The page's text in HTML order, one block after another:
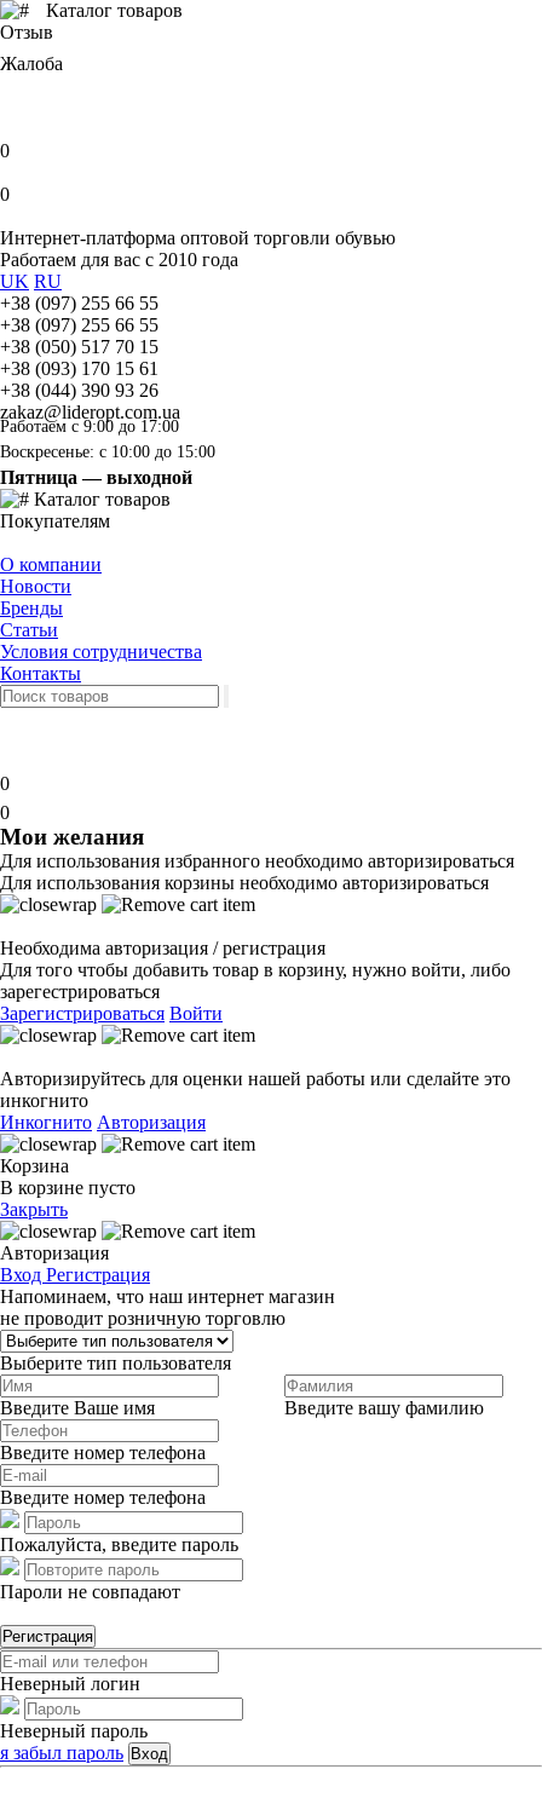
Каталог товаров
Отзыв
Жалоба
0
0
Интернет-платформа оптовой торговли обувью
Работаем для вас с 2010 года
UK RU
+38 (097) 255 66 55
+38 (097) 255 66 55
+38 (050) 517 70 15
+38 (093) 170 15 61
+38 (044) 390 93 26
zakaz@lideropt.com.ua
Работаем с 9:00 до 17:00
Воскресенье: с 10:00 до 15:00
Пятница — выходной
Каталог товаров
Покупателям
О компании
Новости
Бренды
Статьи
Условия сотрудничества
Контакты
0
0
Мои желания
Для использования избранного необходимо авторизироваться
Для использования корзины необходимо авторизироваться
Необходима авторизация / регистрация
Для того чтобы добавить товар в корзину, нужно войти, либо
зарегестрироваться
Зарегистрироваться Войти
Авторизируйтесь для оценки нашей работы или сделайте это
инкогнито
Инкогнито Авторизация
Корзина
В корзине пусто
Закрыть
Авторизация
Вход Регистрация
Напоминаем, что наш интернет магазин
не проводит розничную торговлю
Выберите тип пользователя
Введите Ваше имя Введите вашу фамилию
Введите номер телефона
Введите номер телефона
Пожалуйста, введите пароль
Пароли не совпадают
Регистрация
Неверный логин
Неверный пароль
я забыл пароль Вход